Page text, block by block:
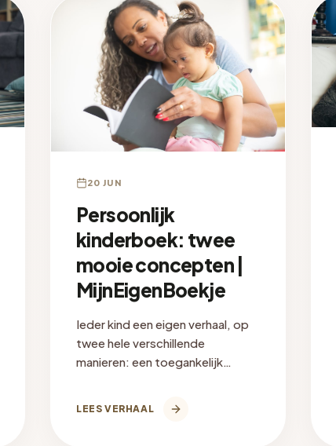
20 JUN
Persoonlijk
kinderboek: twee
mooie concepten |
MijnEigenBoekje
Ieder kind een eigen verhaal, op
twee hele verschillende
manieren: een toegankelijk
LEES VERHAAL